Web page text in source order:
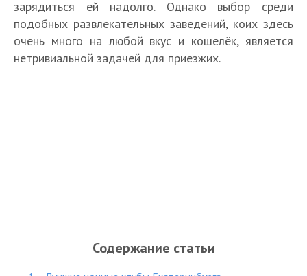
зарядиться ей надолго. Однако выбор среди
подобных развлекательных заведений, коих здесь
очень много на любой вкус и кошелёк, является
нетривиальной задачей для приезжих.
Содержание статьи